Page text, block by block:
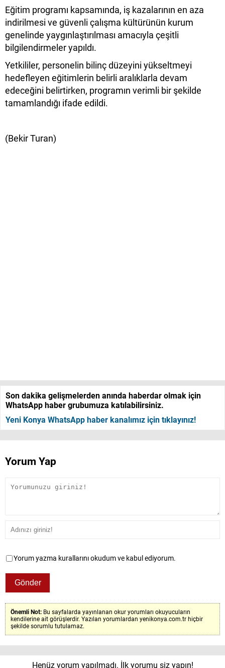
Eğitim programı kapsamında, iş kazalarının en aza
indirilmesi ve güvenli çalışma kültürünün kurum
genelinde yaygınlaştırılması amacıyla çeşitli
bilgilendirmeler yapıldı.
Yetkililer, personelin bilinç düzeyini yükseltmeyi
hedefleyen eğitimlerin belirli aralıklarla devam
edeceğini belirtirken, programın verimli bir şekilde
tamamlandığı ifade edildi.
(Bekir Turan)
Son dakika gelişmelerden anında haberdar olmak için
WhatsApp haber grubumuza katılabilirsiniz.
Yeni Konya WhatsApp haber kanalımız için tıklayınız!
Yorum Yap
Yorum yazma kurallarını okudum ve kabul ediyorum.
Önemli Not: Bu sayfalarda yayınlanan okur yorumları okuyucuların
kendilerine ait görüşlerdir. Yazılan yorumlardan yenikonya.com.tr hiçbir
şekilde sorumlu tutulamaz.
Henüz yorum yapılmadı. İlk yorumu siz yapın!